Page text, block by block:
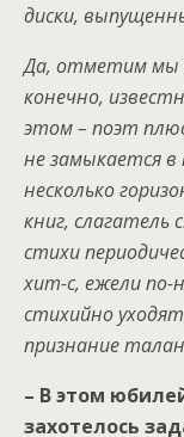
диски,
Да, отметим мы
конечно,
этом – поэт
не замыкается в
несколько
книг, слагатель
стихи
хит-с, ежели по-
стихийно
признание
– В этом
захотелось